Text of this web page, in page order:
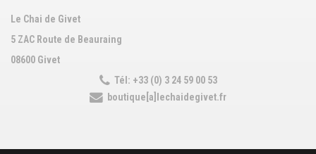
Le Chai de Givet
5 ZAC Route de Beauraing
08600 Givet
Tél: +33 (0) 3 24 59 00 53
boutique[a]lechaidegivet.fr